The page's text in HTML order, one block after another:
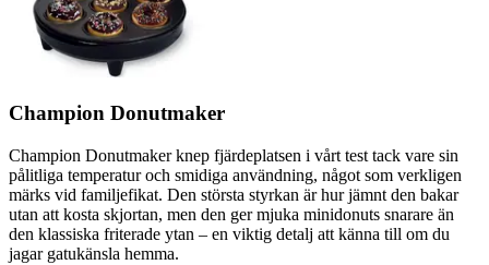
Champion Donutmaker
Champion Donutmaker knep fjärdeplatsen i vårt test tack vare sin
pålitliga temperatur och smidiga användning, något som verkligen
märks vid familjefikat. Den största styrkan är hur jämnt den bakar
utan att kosta skjortan, men den ger mjuka minidonuts snarare än
den klassiska friterade ytan – en viktig detalj att känna till om du
jagar gatukänsla hemma.